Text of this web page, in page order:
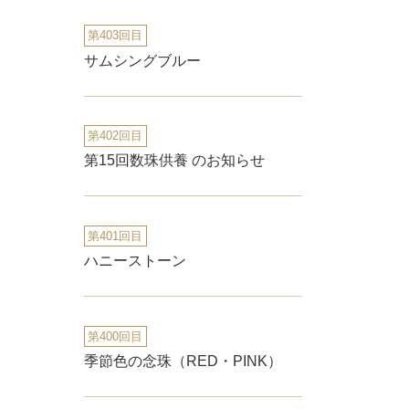
第403回目
サムシングブルー
第402回目
第15回数珠供養 のお知らせ
第401回目
ハニーストーン
第400回目
季節色の念珠（RED・PINK）